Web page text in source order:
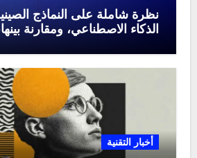
نظرة شاملة على النماذج
الذكاء الاصطناعي، ومقارنة
أخبار التقنية